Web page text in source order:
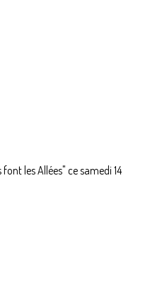
les Allées" ce samedi 14